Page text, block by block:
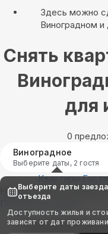
Здесь можно
Виноградном и
Снять
для
0
Виноградное
Выберите даты, 2 гостя
Квартиры
Найдём, где
Показать на карте
Выбирайте
Выберите даты
отъезда
Доступность жилья и
зависят от дат